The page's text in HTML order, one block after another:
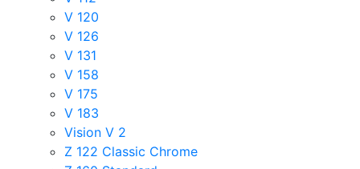
V 120
V 126
V 131
V 158
V 175
V 183
Vision V 2
Z 122 Classic Chrome